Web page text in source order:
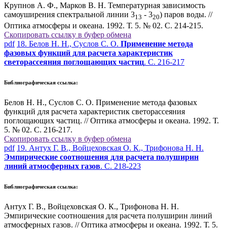
Крупнов А. Ф., Марков В. Н. Температурная зависимость
самоуширения спектральной линии 313 - 320) паров воды. //
Оптика атмосферы и океана. 1992. Т. 5. № 02. С. 214-215.
Скопировать ссылку в буфер обмена
pdf 18. Белов Н. Н., Суслов С. О. Применение метода
фазовых функций для расчета характеристик
светорассеяния поглощающих частиц. С. 216-217
Библиографическая ссылка:
Белов Н. Н., Суслов С. О. Применение метода фазовых
функций для расчета характеристик светорассеяния
поглощающих частиц. // Оптика атмосферы и океана. 1992. Т.
5. № 02. С. 216-217.
Скопировать ссылку в буфер обмена
pdf 19. Антух Г. В., Войцеховская О. К., Трифонова Н. Н.
Эмпирические соотношения для расчета полуширин
линий атмосферных газов. С. 218-223
Библиографическая ссылка:
Антух Г. В., Войцеховская О. К., Трифонова Н. Н.
Эмпирические соотношения для расчета полуширин линий
атмосферных газов. // Оптика атмосферы и океана. 1992. Т. 5.